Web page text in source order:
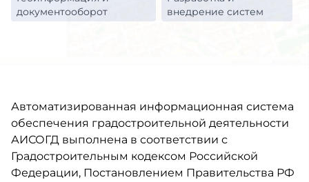
документооборот
внедрение систем
Автоматизированная информационная система
обеспечения градостроительной деятельности
АИСОГД выполнена в соответствии с
Градостроительным кодексом Российской
Федерации, Постановлением Правительства РФ